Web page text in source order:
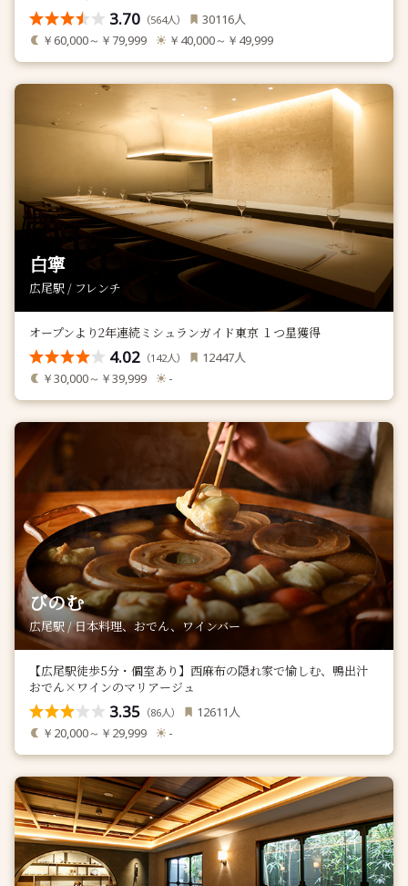
3.70 （564人） 30116人
￥60,000～￥79,999 ￥40,000～￥49,999
白寧
広尾駅 / フレンチ
オープンより2年連続ミシュランガイド東京 １つ星獲得
4.02 （142人） 12447人
￥30,000～￥39,999 -
びのむ
広尾駅 / 日本料理、おでん、ワインバー
【広尾駅徒歩5分・個室あり】西麻布の隠れ家で愉しむ、鴨出汁
おでん×ワインのマリアージュ
3.35 （86人） 12611 人
￥20,000～￥29,999 -